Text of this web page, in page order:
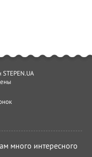
много интересного